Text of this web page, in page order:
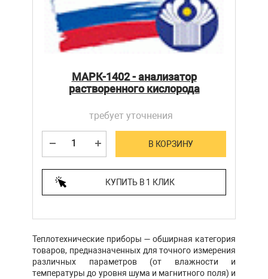
МАРК-1402 - анализатор
растворенного кислорода
требует уточнения
В КОРЗИНУ
КУПИТЬ В 1 КЛИК
Теплотехнические приборы — обширная категория
товаров, предназначенных для точного измерения
различных параметров (от влажности и
температуры до уровня шума и магнитного поля) и